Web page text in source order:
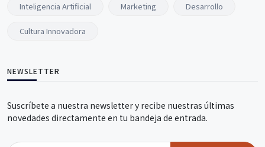
Inteligencia Artificial Marketing Desarrollo
Cultura Innovadora
NEWSLETTER
Suscríbete a nuestra newsletter y recibe nuestras últimas
novedades directamente en tu bandeja de entrada.